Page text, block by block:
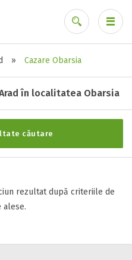
» Cazare Obarsia
în localitatea Obarsia
căutare
rezultat după criteriile de
alese.